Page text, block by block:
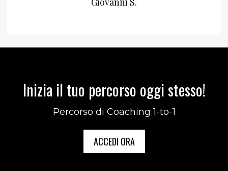
Inizia il tuo percorso oggi stesso!
Percorso di Coaching 1-to-1
ACCEDI ORA